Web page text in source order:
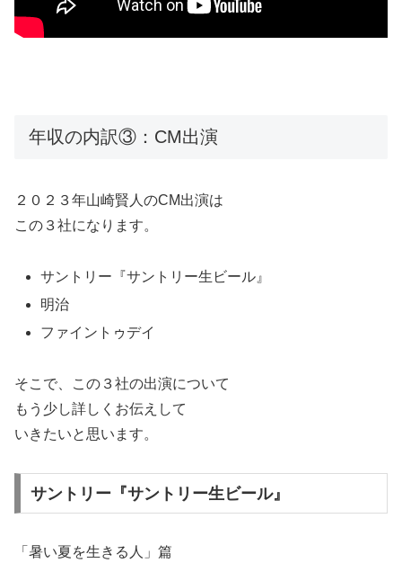
年収の内訳③：CM出演
２０２３年山崎賢人のCM出演は
この３社になります。
サントリー『サントリー生ビール』
明治
ファイントゥデイ
そこで、この３社の出演について
もう少し詳しくお伝えして
いきたいと思います。
サントリー『サントリー生ビール』
「暑い夏を生きる人」篇